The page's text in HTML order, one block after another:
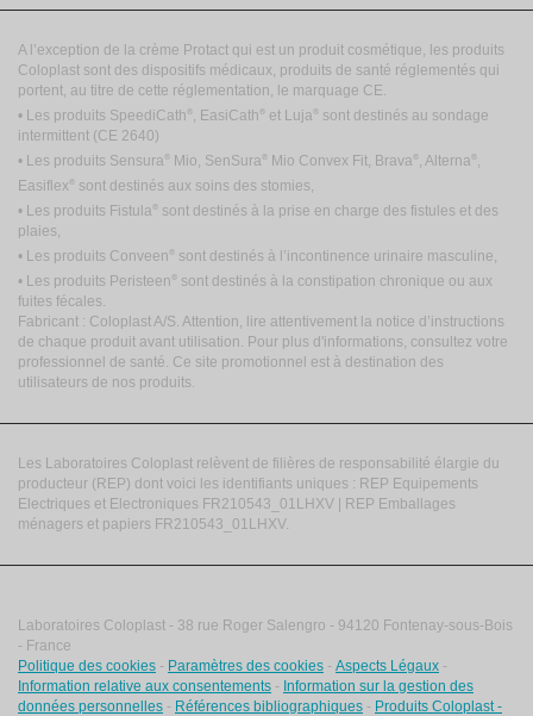
A l’exception de la crème Protact qui est un produit cosmétique, les produits
Coloplast sont des dispositifs médicaux, produits de santé réglementés qui
portent, au titre de cette réglementation, le marquage CE.
• Les produits SpeediCath ® , EasiCath ® et Luja ®
sont destinés au sondage
intermittent (CE 2640)
• Les produits Sensura ® Mio, SenSura ® Mio Convex Fit, Brava ® , Alterna ®
Easiflex ®
sont destinés aux soins des stomies,
• Les produits Fistula ®
sont destinés à la prise en charge des fistules et des
plaies,
• Les produits Conveen ®
sont destinés à l’incontinence urinaire masculine,
• Les produits Peristeen ®
sont destinés à la constipation chronique ou aux
fuites fécales.
Fabricant : Coloplast A/S. Attention, lire attentivement la notice d’instructions
de chaque produit avant utilisation. Pour plus d'informations, consultez votre
professionnel de santé. Ce site promotionnel est à destination des
utilisateurs de nos produits.
Les Laboratoires Coloplast relèvent de filières de responsabilité élargie du
producteur (REP) dont voici les identifiants uniques : REP Equipements
Electriques et Electroniques FR210543_01LHXV | REP Emballages
ménagers et papiers FR210543_01LHXV.
Laboratoires Coloplast - 38 rue Roger Salengro - 94120 Fontenay-sous-Bois
- France
Politique des cookies - Paramètres des cookies - Aspects Légaux -
Information relative aux consentements - Information sur la gestion des
données personnelles - Références bibliographiques - Produits Coloplast -